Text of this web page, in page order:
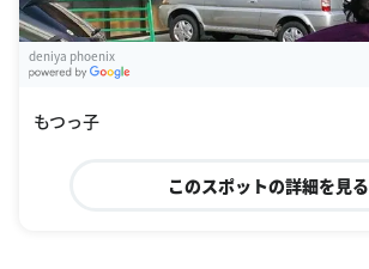
deniya phoenix
もつっ子
このスポットの詳細を見る